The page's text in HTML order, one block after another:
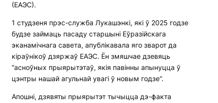
(ЕАЭС).
1 студзеня прэс-служба Лукашэнкі, які ў 2025 годзе
будзе займаць пасаду старшыні Еўразійскага
эканамічнага савета, апублікавала яго зварот да
кіраўнікоў дзяржаў ЕАЭС. Ён змяшчае дзевяць
“асноўных прыярытэтаў, якія павінны апынуцца ў
цэнтры нашай агульнай увагі ў новым годзе“.
Апошні, дзявяты прыярытэт тычыцца дэ-факта